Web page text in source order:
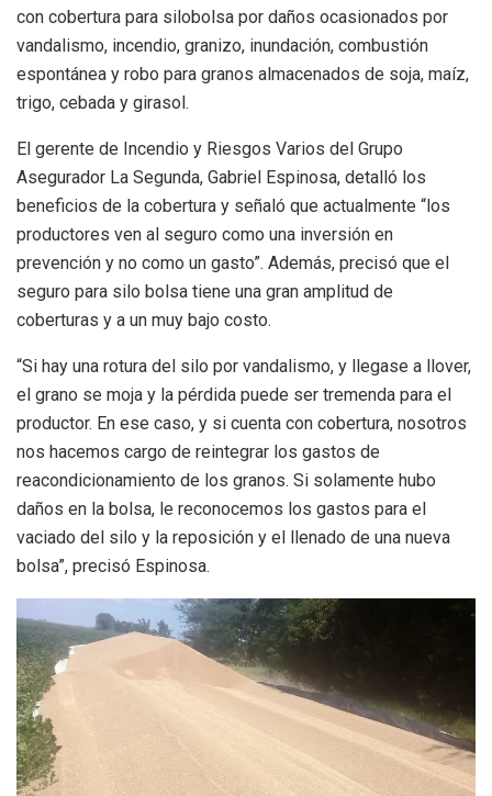
con cobertura para silobolsa por daños ocasionados por
vandalismo, incendio, granizo, inundación, combustión
espontánea y robo para granos almacenados de soja, maíz,
trigo, cebada y girasol.
El gerente de Incendio y Riesgos Varios del Grupo
Asegurador La Segunda, Gabriel Espinosa, detalló los
beneficios de la cobertura y señaló que actualmente “los
productores ven al seguro como una inversión en
prevención y no como un gasto”. Además, precisó que el
seguro para silo bolsa tiene una gran amplitud de
coberturas y a un muy bajo costo.
“Si hay una rotura del silo por vandalismo, y llegase a llover,
el grano se moja y la pérdida puede ser tremenda para el
productor. En ese caso, y si cuenta con cobertura, nosotros
nos hacemos cargo de reintegrar los gastos de
reacondicionamiento de los granos. Si solamente hubo
daños en la bolsa, le reconocemos los gastos para el
vaciado del silo y la reposición y el llenado de una nueva
bolsa”, precisó Espinosa.